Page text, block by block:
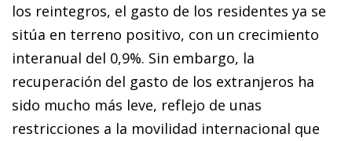
los reintegros, el gasto de los residentes ya se
si­­túa en terreno positivo, con un crecimiento
interanual del 0,9%. Sin embargo, la
recuperación del gasto de los ex­­tranjeros ha
sido mucho más leve, reflejo de unas
restricciones a la mo­­vilidad internacional que